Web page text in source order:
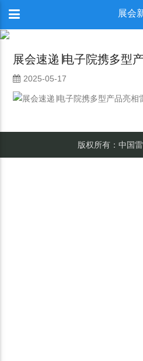
展会
展会速递∣电子院携多型
2025-05-17
版权所有：中国